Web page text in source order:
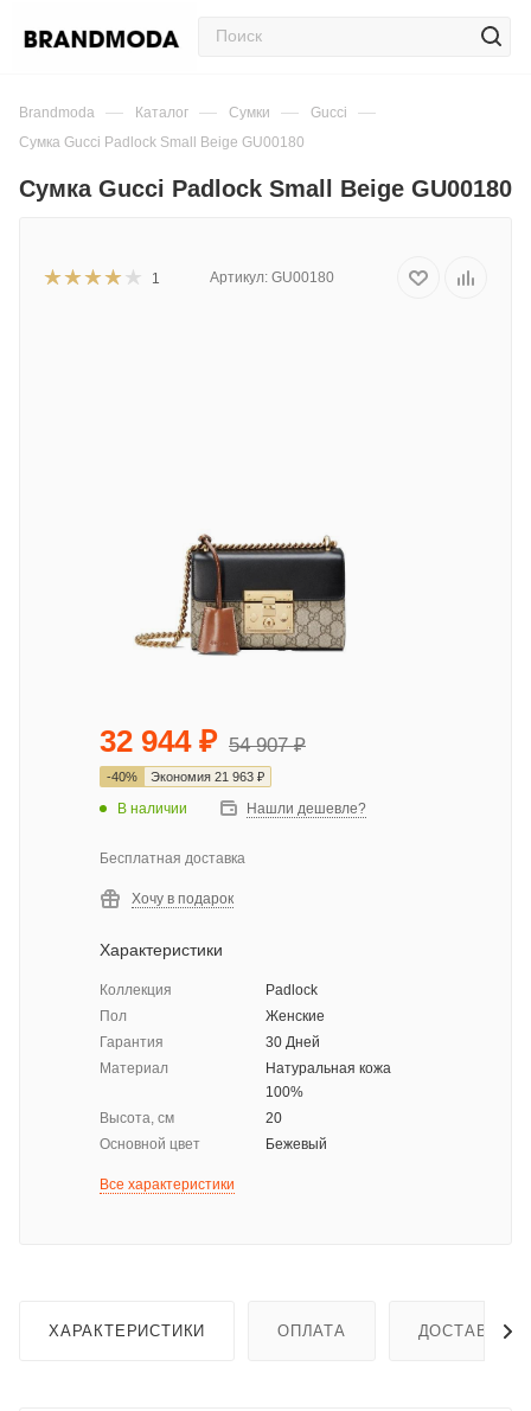
Brandmoda — Каталог — Сумки — Gucci —
Сумка Gucci Padlock Small Beige GU00180
Сумка Gucci Padlock Small Beige GU00180
1 Артикул: GU00180
32 944₽ 54 907₽
-40% Экономия 21 963 ₽
В наличии Нашли дешевле?
Бесплатная доставка
Хочу в подарок
Характеристики
Коллекция
Padlock
Пол
Женские
Гарантия
30 Дней
Материал
Натуральная кожа
100%
Высота, см
20
Основной цвет
Бежевый
Все характеристики
ХАРАКТЕРИСТИКИ ОПЛАТА ДОСТАВКА